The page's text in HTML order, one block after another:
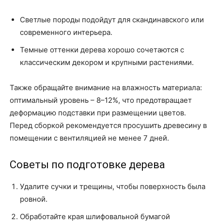
Светлые породы подойдут для скандинавского или
современного интерьера.
Темные оттенки дерева хорошо сочетаются с
классическим декором и крупными растениями.
Также обращайте внимание на влажность материала:
оптимальный уровень – 8–12%, что предотвращает
деформацию подставки при размещении цветов.
Перед сборкой рекомендуется просушить древесину в
помещении с вентиляцией не менее 7 дней.
Советы по подготовке дерева
Удалите сучки и трещины, чтобы поверхность была
ровной.
Обработайте края шлифовальной бумагой